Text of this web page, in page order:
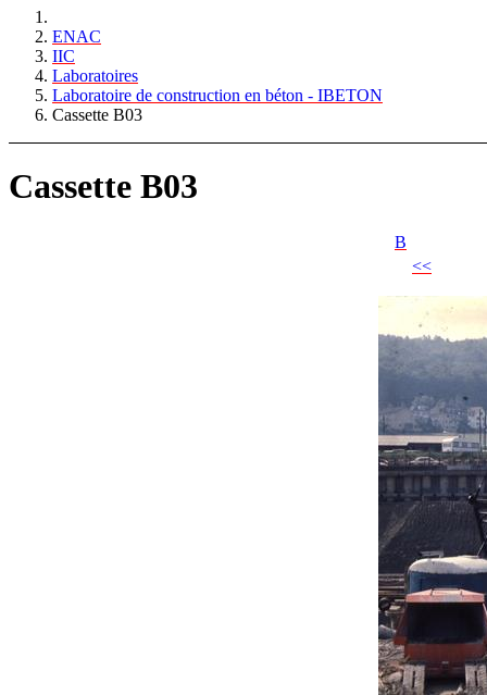
ENAC
IIC
Laboratoires
Laboratoire de construction en béton - IBETON
Cassette B03
Cassette B03
B
<<